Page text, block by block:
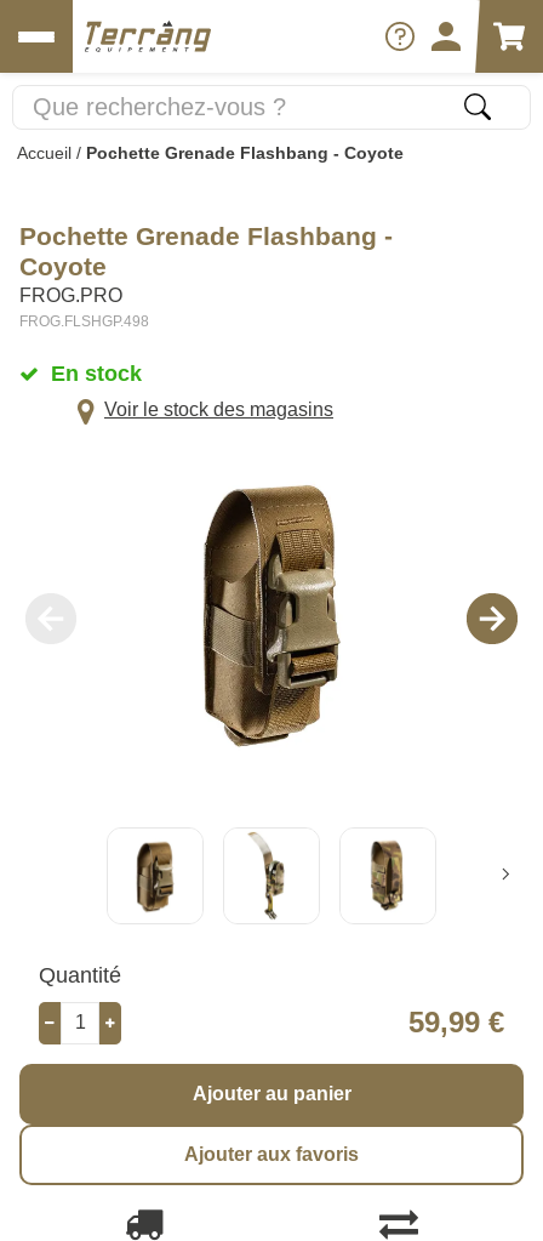
Accueil / Pochette Grenade Flashbang - Coyote
Pochette Grenade Flashbang -
Coyote
FROG.PRO
FROG.FLSHGP.498
En stock
Voir le stock des magasins
Quantité
59,99 €
Ajouter au panier
Ajouter aux favoris